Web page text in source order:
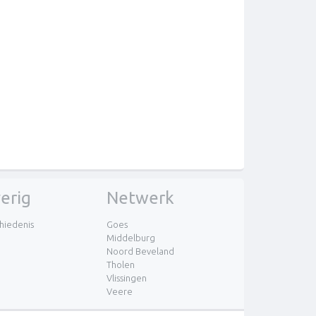
Netwerk
Goes
Middelburg
Noord Beveland
Tholen
Vlissingen
Veere